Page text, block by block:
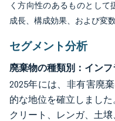
く方向性のあるものとし
成長、構成効果、および変
セグメント分析
廃棄物の種類別：イン
2025年には、非有害廃
的な地位を確立しまし
クリート、レンガ、土